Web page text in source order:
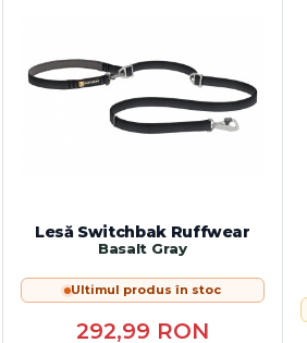
Lesă Switchbak Ruffwear
Basalt Gray
Ultimul produs în stoc
292,99 RON